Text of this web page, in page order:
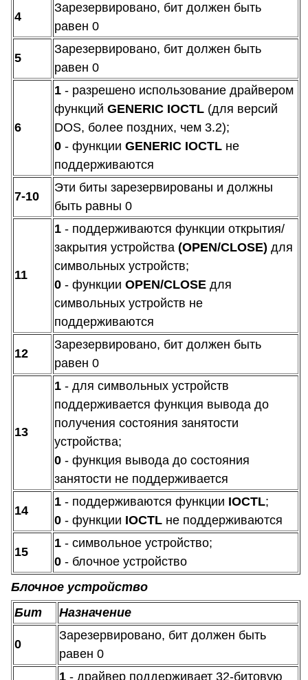
4
Зарезервировано, бит должен быть
равен 0
5
Зарезервировано, бит должен быть
равен 0
6
1 - разрешено использование драйвером
функций GENERIC IOCTL (для версий
DOS, более поздних, чем 3.2);
0 - функции GENERIC IOCTL не
поддерживаются
7-10
Эти биты зарезервированы и должны
быть равны 0
11
1 - поддерживаются функции открытия/
закрытия устройства (OPEN/CLOSE) для
символьных устройств;
0 - функции OPEN/CLOSE для
символьных устройств не
поддерживаются
12
Зарезервировано, бит должен быть
равен 0
13
1 - для символьных устройств
поддерживается функция вывода до
получения состояния занятости
устройства;
0 - функция вывода до состояния
занятости не поддерживается
14
1 - поддерживаются функции IOCTL;
0 - функции IOCTL не поддерживаются
15
1 - символьное устройство;
0 - блочное устройство
Блочное устройство
Бит
Назначение
0
Зарезервировано, бит должен быть
равен 0
1 - драйвер поддерживает 32-битовую